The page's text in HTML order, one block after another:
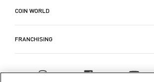
COIN WORLD
FRANCHISING